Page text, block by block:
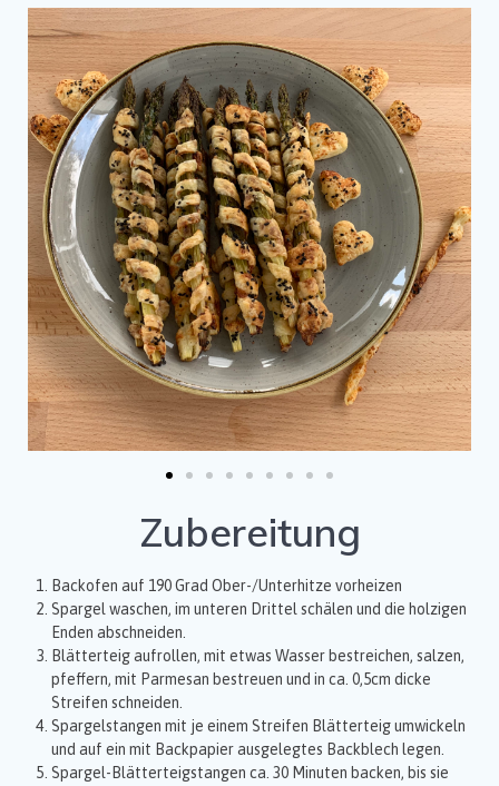
Zubereitung
Backofen auf 190 Grad Ober-/Unterhitze vorheizen
Spargel waschen, im unteren Drittel schälen und die holzigen
Enden abschneiden.
Blätterteig aufrollen, mit etwas Wasser bestreichen, salzen,
pfeffern, mit Parmesan bestreuen und in ca. 0,5cm dicke
Streifen schneiden.
Spargelstangen mit je einem Streifen Blätterteig umwickeln
und auf ein mit Backpapier ausgelegtes Backblech legen.
Spargel-Blätterteigstangen ca. 30 Minuten backen, bis sie